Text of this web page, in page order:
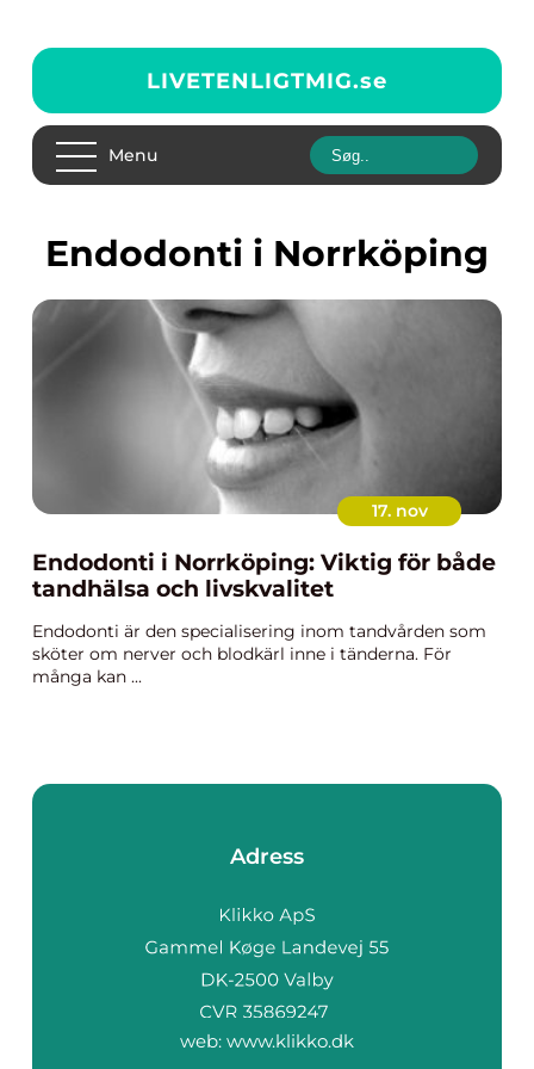
LIVETENLIGTMIG.se
Menu
endodonti i Norrköping
17. nov
Endodonti i Norrköping: Viktig för både
tandhälsa och livskvalitet
Endodonti är den specialisering inom tandvården som
sköter om nerver och blodkärl inne i tänderna. För
många kan ...
Adress
web: www.klikko.dk